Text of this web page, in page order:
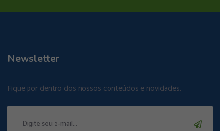
Newsletter
Fique por dentro dos nossos conteúdos e novidades.